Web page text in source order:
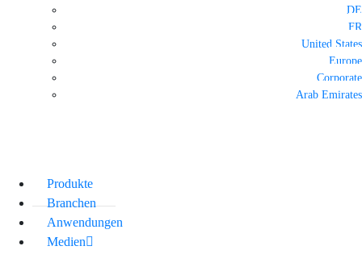
DE
FR
United States
Europe
Corporate
Arab Emirates
Produkte
Branchen
Anwendungen
Medien